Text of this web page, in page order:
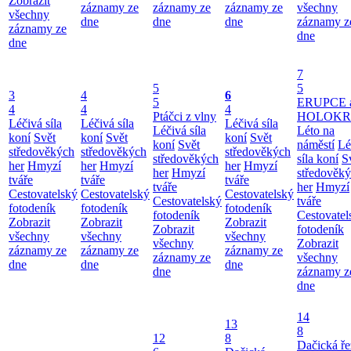
všechny
záznamy ze
dne
záznamy ze
dne
záznamy ze
dne
záznamy ze
dne
všechny
záznamy
dne
3
4
Léčivá síla
koní Svět
středověkých
her Hmyzí
tváře
Cestovatelský
fotodeník
Zobrazit
všechny
záznamy ze
dne
4
4
Léčivá síla
koní Svět
středověkých
her Hmyzí
tváře
Cestovatelský
fotodeník
Zobrazit
všechny
záznamy ze
dne
5
5
Ptáčci z vlny
Léčivá síla
koní Svět
středověkých
her Hmyzí
tváře
Cestovatelský
fotodeník
Zobrazit
všechny
záznamy ze
dne
6
4
Léčivá síla
koní Svět
středověkých
her Hmyzí
tváře
Cestovatelský
fotodeník
Zobrazit
všechny
záznamy ze
dne
7
5
ERUPCE
Léto na
náměstí
síla koní
her Hmyzí
tváře
fotodeník
Zobrazit
všechny
záznamy
dne
12
13
8
14
8
Dačická